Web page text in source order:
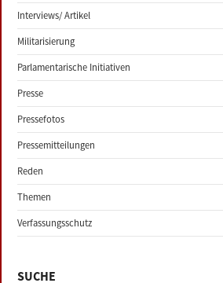
Interviews/ Artikel
Militarisierung
Parlamentarische Initiativen
Presse
Pressefotos
Pressemitteilungen
Reden
Themen
Verfassungsschutz
SUCHE